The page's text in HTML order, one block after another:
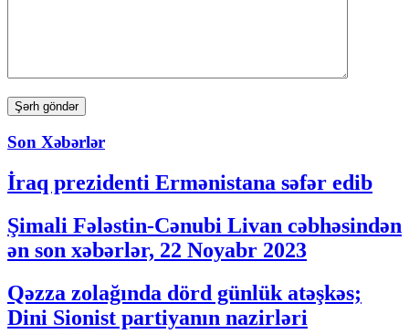
Son Xəbərlər
İraq prezidenti Ermənistana səfər edib
Şimali Fələstin-Cənubi Livan cəbhəsindən
ən son xəbərlər, 22 Noyabr 2023
Qəzza zolağında dörd günlük atəşkəs;
Dini Sionist partiyanın nazirləri